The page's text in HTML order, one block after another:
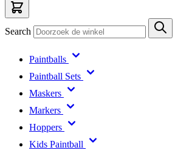
Search
Paintballs
Paintball Sets
Maskers
Markers
Hoppers
Kids Paintball